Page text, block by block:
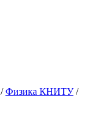
/Физика КНИТУ/